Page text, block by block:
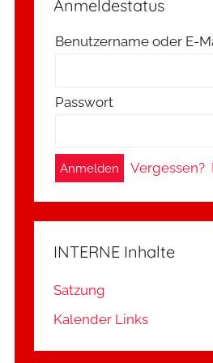
Anmeldestatus
Benutzername oder E-
Passwort
A
l
r
t
i
Vergessen?
INTERNE Inhalte
Satzung
Kalender Links